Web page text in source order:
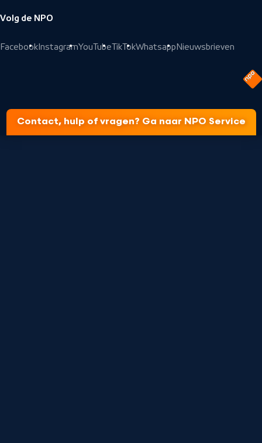
Volg de NPO
Facebook InstagramYouTubeTikTokWhatsapp Nieuwsbrieven
Contact, hulp of vragen? Ga naar NPO Service